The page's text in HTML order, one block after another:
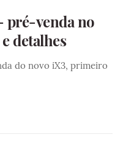
pré-venda no
detalhes
do novo iX3, primeiro